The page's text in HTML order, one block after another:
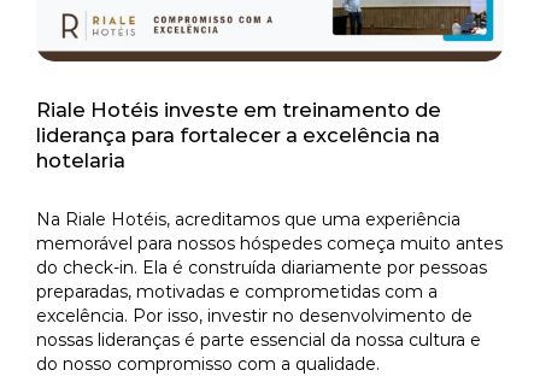
GALERIA RIALE
GALERIA RIALE
GALERIA RIALE
CADASTRO SEM
CADASTRO COM
Riale Hotéis investe em treinamento de
liderança para fortalecer a excelência na
hotelaria
Na Riale Hotéis, acreditamos que uma experiência
memorável para nossos hóspedes começa muito antes
do check-in. Ela é construída diariamente por pessoas
preparadas, motivadas e comprometidas com a
excelência. Por isso, investir no desenvolvimento de
nossas lideranças é parte essencial da nossa cultura e
do nosso compromisso com a qualidade.